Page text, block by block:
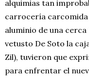
alquimias tan
carrocería carcomida
aluminio de una
vetusto De Soto la
Zil), tuvieron que
para enfrentar el